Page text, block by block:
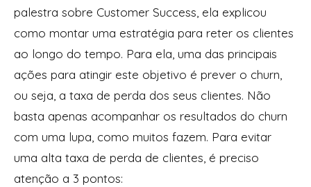
palestra sobre Customer Success, ela explicou
como montar uma estratégia para reter os clientes
ao longo do tempo. Para ela, uma das principais
ações para atingir este objetivo é prever o churn,
ou seja, a taxa de perda dos seus clientes. Não
basta apenas acompanhar os resultados do churn
com uma lupa, como muitos fazem. Para evitar
uma alta taxa de perda de clientes, é preciso
atenção a 3 pontos: